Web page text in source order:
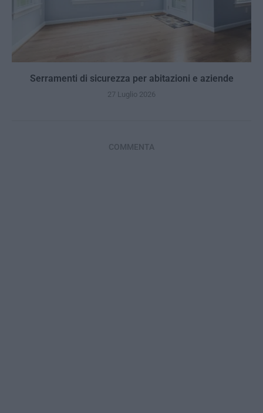
Serramenti di sicurezza per abitazioni e aziende
27 Luglio 2026
COMMENTA